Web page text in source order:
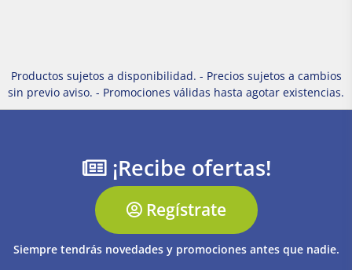
Productos sujetos a disponibilidad. - Precios sujetos a cambios
sin previo aviso. - Promociones válidas hasta agotar existencias.
¡Recibe ofertas!
Regístrate
Siempre tendrás novedades y promociones antes que nadie.